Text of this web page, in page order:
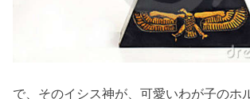
で、そのイシス神が、可愛いわが子のホ